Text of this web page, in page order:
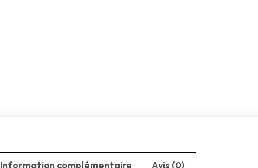
Information complémentaire Avis (0)